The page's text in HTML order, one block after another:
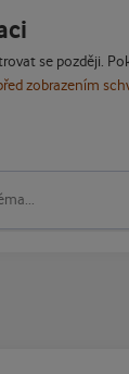
se později.
zobrazením